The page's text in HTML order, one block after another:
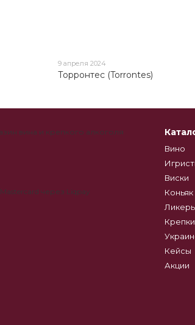
9 апреля 2024
Торронтес (Torrontes)
Вино
Виски
Коньяк
Кейсы
Акции